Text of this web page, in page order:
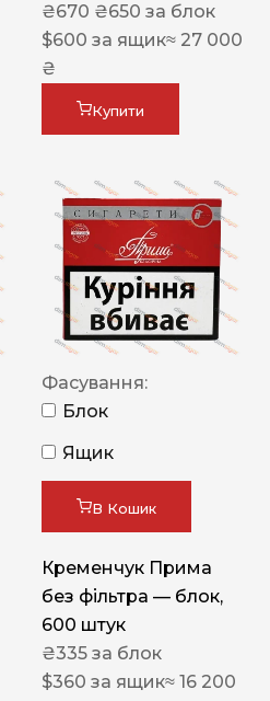
₴670 ₴650 за блок
$600 за ящик≈ 27 000
₴
Купити
Фасування:
Блок
Ящик
В Кошик
Кременчук Прима
без фільтра — блок,
600 штук
₴335 за блок
$360 за ящик≈ 16 200